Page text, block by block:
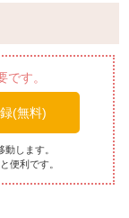
甘酸っぱいパ
ルデザート
)焼き】
油味噌“あん
のガルニチュ
。
す。
(無料)
します。
便利です。